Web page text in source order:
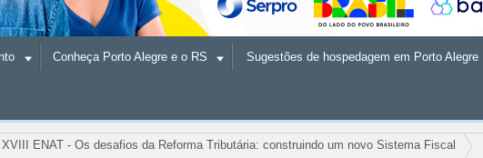
Conheça Porto Alegre e o RS Sugestões de hospedagem em Porto Alegre
XVIII ENAT - Os desafios da Reforma Tributária: construindo um novo Sistema Fiscal